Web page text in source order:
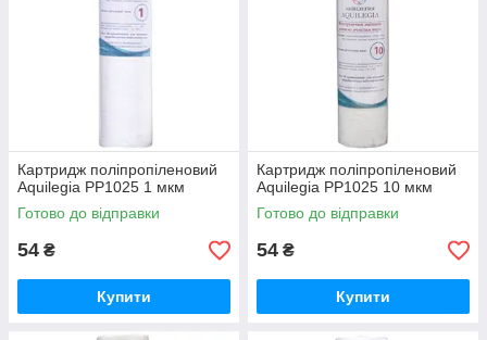
Картридж поліпропіленовий
Aquilegia PP1025 1 мкм
Готово до відправки
54 ₴
Купити
Картридж поліпропіленовий
Aquilegia PP1025 10 мкм
Готово до відправки
54 ₴
Купити